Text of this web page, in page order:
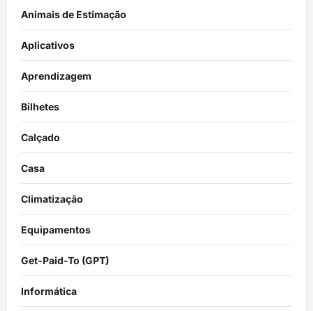
Animais de Estimação
Aplicativos
Aprendizagem
Bilhetes
Calçado
Casa
Climatização
Equipamentos
Get-Paid-To (GPT)
Informática